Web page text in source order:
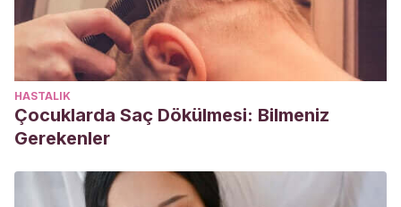
HASTALIK
Çocuklarda Saç Dökülmesi: Bilmeniz
Gerekenler